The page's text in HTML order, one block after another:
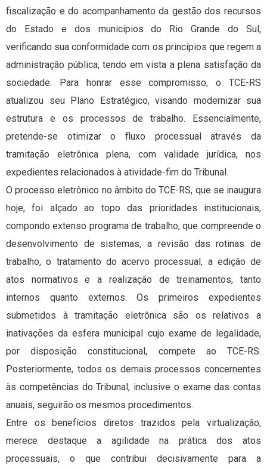
fiscalização e do acompanhamento da gestão dos recursos
do Estado e dos municípios do Rio Grande do Sul,
verificando sua conformidade com os princípios que regem a
administração pública, tendo em vista a plena satisfação da
sociedade. Para honrar esse compromisso, o TCE-RS
atualizou seu Plano Estratégico, visando modernizar sua
estrutura e os processos de trabalho. Essencialmente,
pretende-se otimizar o fluxo processual através da
tramitação eletrônica plena, com validade jurídica, nos
expedientes relacionados à atividade-fim do Tribunal.
O processo eletrônico no âmbito do TCE-RS, que se inaugura
hoje, foi alçado ao topo das prioridades institucionais,
compondo extenso programa de trabalho, que compreende o
desenvolvimento de sistemas, a revisão das rotinas de
trabalho, o tratamento do acervo processual, a edição de
atos normativos e a realização de treinamentos, tanto
internos quanto externos. Os primeiros expedientes
submetidos à tramitação eletrônica são os relativos a
inativações da esfera municipal cujo exame de legalidade,
por disposição constitucional, compete ao TCE-RS.
Posteriormente, todos os demais processos concernentes
às competências do Tribunal, inclusive o exame das contas
anuais, seguirão os mesmos procedimentos.
Entre os benefícios diretos trazidos pela virtualização,
merece destaque a agilidade na prática dos atos
processuais, o que contribui decisivamente para a